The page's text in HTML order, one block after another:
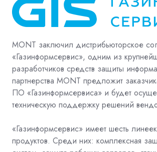
MONT заключил дистрибьюторское
«Газинформсервис», одним из
разработчиков средств защиты
партнерства MONT предложит
ПО «Газинформсервиса» и будет
техническую поддержку решений
«Газинформсервис» имеет шесть
продуктов. Среди них: комплексная